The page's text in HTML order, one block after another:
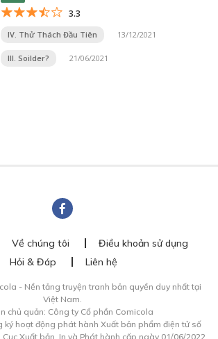
3.3
IV. Thử Thách Đầu Tiên 13/12/2021
III. Soilder? 21/06/2021
Về chúng tôi
Điều khoản sử dụng
Hỏi & Đáp
Liên hệ
- Nền tảng truyện tranh bản quyền duy nhất tại
Việt Nam.
chủ quản: Công ty Cổ phần Comicola
ký hoạt động phát hành Xuất bản phẩm điện tử số
Cục Xuất bản, In và Phát hành cấp ngày 01/06/2022